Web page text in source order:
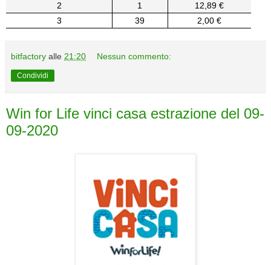
2
1
12,89 €
3
39 2,00 €
bitfactory alle 21:20 Nessun commento:
Condividi
Win for Life vinci casa estrazione del 09-
09-2020